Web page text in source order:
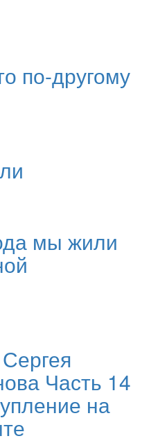
по-другому
мы жили
Часть 14
на